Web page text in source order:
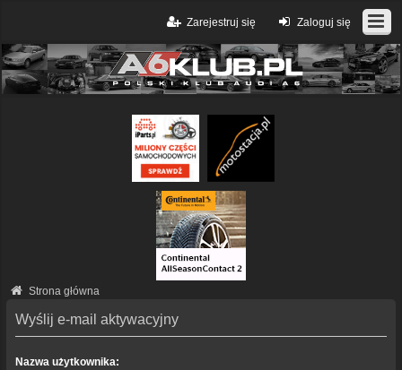
Zaloguj się
Zarejestruj się
Strona główna
Wyślij e-mail aktywacyjny
Nazwa użytkownika: